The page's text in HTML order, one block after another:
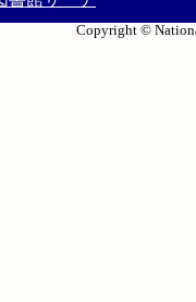
Copyright ©